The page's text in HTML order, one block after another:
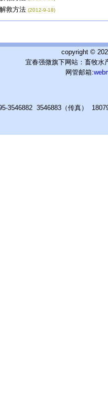
救方法 (2012-9-18)
copyright ©
宜春强微旗下网站：畜牧水
网管邮箱:
3546882 3546883（传真）